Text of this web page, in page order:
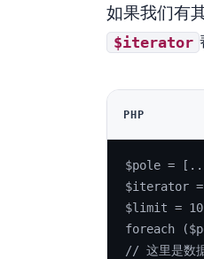
如果我们有
$iterator
PHP
$pole =
$iterator
$limit =
foreach
// 这里是数